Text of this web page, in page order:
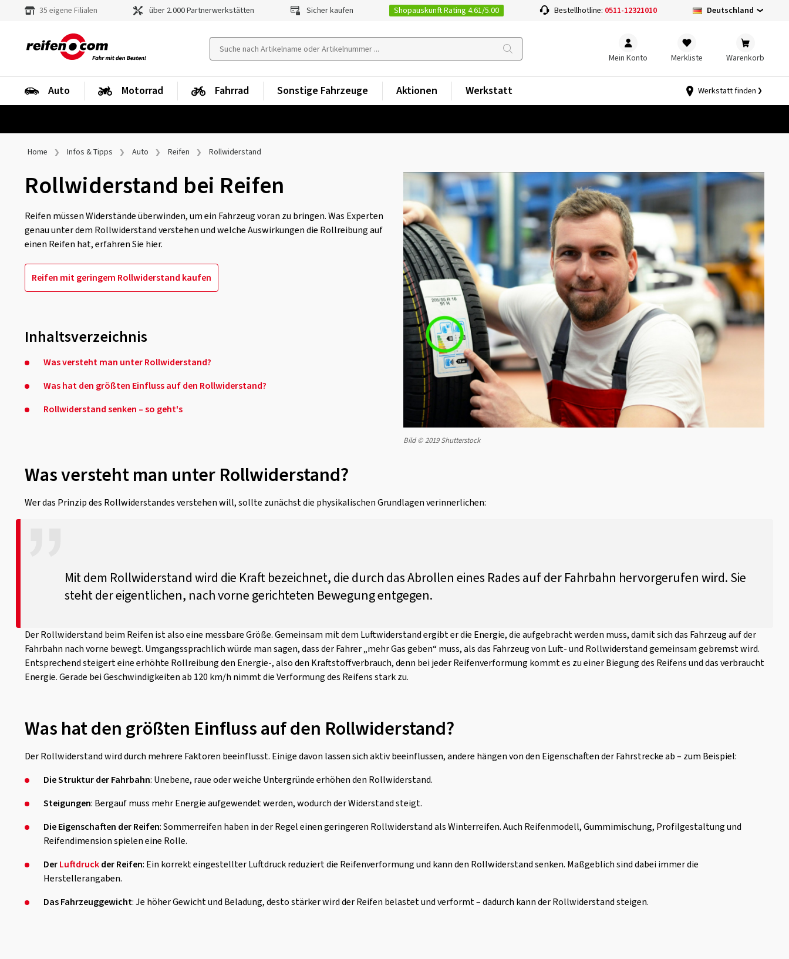
35 eigene Filialen über 2.000 Partnerwerkstätten Sicher kaufen Shopauskunft Rating 4.61/5.00 Bestellhotline: 0511-12321010 Deutschland
Mein Konto Merkliste Warenkorb
Auto Motorrad Fahrrad Sonstige Fahrzeuge Aktionen Werkstatt Werkstatt finden
Home Infos & Tipps Auto Reifen Rollwiderstand
Rollwiderstand bei Reifen
Reifen müssen Widerstände überwinden, um ein Fahrzeug voran zu bringen. Was Experten
genau unter dem Rollwiderstand verstehen und welche Auswirkungen die Rollreibung auf
einen Reifen hat, erfahren Sie hier.
Reifen mit geringem Rollwiderstand kaufen
Inhaltsverzeichnis
Was versteht man unter Rollwiderstand?
Was hat den größten Einfluss auf den Rollwiderstand?
Rollwiderstand senken – so geht's
Bild © 2019 Shutterstock
Was versteht man unter Rollwiderstand?
Wer das Prinzip des Rollwiderstandes verstehen will, sollte zunächst die physikalischen Grundlagen verinnerlichen:
Mit dem Rollwiderstand wird die Kraft bezeichnet, die durch das Abrollen eines Rades auf der Fahrbahn hervorgerufen wird. Sie
steht der eigentlichen, nach vorne gerichteten Bewegung entgegen.
Der Rollwiderstand beim Reifen ist also eine messbare Größe. Gemeinsam mit dem Luftwiderstand ergibt er die Energie, die aufgebracht werden muss, damit sich das Fahrzeug auf der
Fahrbahn nach vorne bewegt. Umgangssprachlich würde man sagen, dass der Fahrer „mehr Gas geben“ muss, als das Fahrzeug von Luft- und Rollwiderstand gemeinsam gebremst wird.
Entsprechend steigert eine erhöhte Rollreibung den Energie-, also den Kraftstoffverbrauch, denn bei jeder Reifenverformung kommt es zu einer Biegung des Reifens und das verbraucht
Energie. Gerade bei Geschwindigkeiten ab 120 km/h nimmt die Verformung des Reifens stark zu.
Was hat den größten Einfluss auf den Rollwiderstand?
Der Rollwiderstand wird durch mehrere Faktoren beeinflusst. Einige davon lassen sich aktiv beeinflussen, andere hängen von den Eigenschaften der Fahrstrecke ab – zum Beispiel:
Die Struktur der Fahrbahn: Unebene, raue oder weiche Untergründe erhöhen den Rollwiderstand.
Steigungen: Bergauf muss mehr Energie aufgewendet werden, wodurch der Widerstand steigt.
Die Eigenschaften der Reifen: Sommerreifen haben in der Regel einen geringeren Rollwiderstand als Winterreifen. Auch Reifenmodell, Gummimischung, Profilgestaltung und
Reifendimension spielen eine Rolle.
DerLuftdruckder Reifen: Ein korrekt eingestellter Luftdruck reduziert die Reifenverformung und kann den Rollwiderstand senken. Maßgeblich sind dabei immer die
Herstellerangaben.
Das Fahrzeuggewicht: Je höher Gewicht und Beladung, desto stärker wird der Reifen belastet und verformt – dadurch kann der Rollwiderstand steigen.